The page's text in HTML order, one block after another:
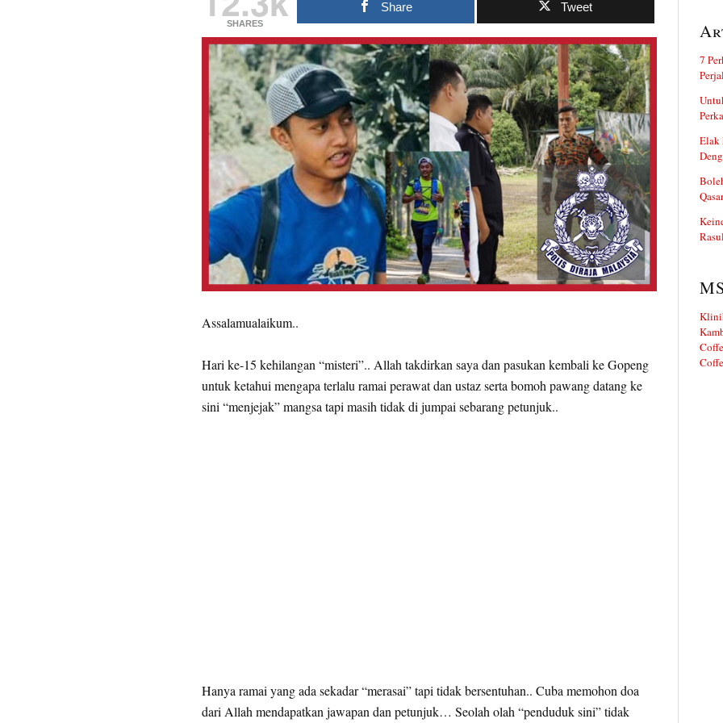
SHARES
Share Tweet
Assalamualaikum..
Hari ke-15 kehilangan “misteri”.. Allah takdirkan saya dan pasukan kembali ke Gopeng
untuk ketahui mengapa terlalu ramai perawat dan ustaz serta bomoh pawang datang ke
sini “menjejak” mangsa tapi masih tidak di jumpai sebarang petunjuk..
Hanya ramai yang ada sekadar “merasai” tapi tidak bersentuhan.. Cuba memohon doa
dari Allah mendapatkan jawapan dan petunjuk… Seolah olah “penduduk sini” tidak
7
Elak